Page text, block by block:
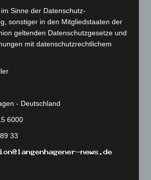
Sinne der Datenschutz-
sonstiger in den Mitgliedstaaten der
geltenden Datenschutzgesetze und
mit datenschutzrechtlichem
- Deutschland
6000
33